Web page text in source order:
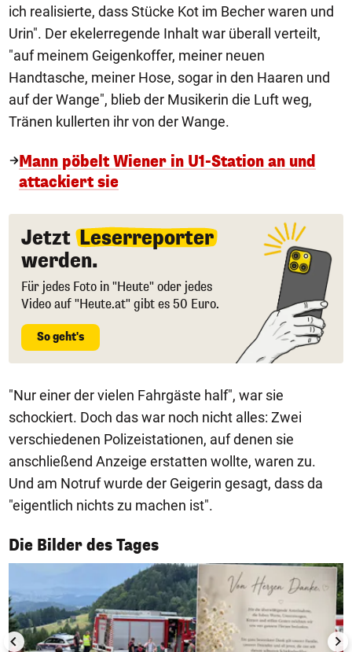
ich realisierte, dass Stücke Kot im Becher waren und
Urin". Der ekelerregende Inhalt war überall verteilt,
"auf meinem Geigenkoffer, meiner neuen
Handtasche, meiner Hose, sogar in den Haaren und
auf der Wange", blieb der Musikerin die Luft weg,
Tränen kullerten ihr von der Wange.
Mann pöbelt Wiener in U1-Station an und
attackiert sie
Jetzt Leserreporter
werden.
Für jedes Foto in "Heute" oder jedes
Video auf "Heute.at" gibt es 50 Euro.
So geht's
"Nur einer der vielen Fahrgäste half", war sie
schockiert. Doch das war noch nicht alles: Zwei
verschiedenen Polizeistationen, auf denen sie
anschließend Anzeige erstatten wollte, waren zu.
Und am Notruf wurde der Geigerin gesagt, dass da
"eigentlich nichts zu machen ist".
Die Bilder des Tages
1/50